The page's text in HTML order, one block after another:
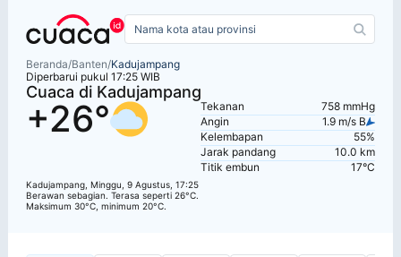
Beranda/Banten/Kadujampang
Diperbarui pukul 17:25 WIB
Cuaca di Kadujampang
+26°
Kadujampang, Minggu, 9 Agustus, 17:25
Berawan sebagian. Terasa seperti 26°C.
Maksimum 30°C, minimum 20°C.
Tekanan
758 mmHg
Angin
1.9 m/s B
Kelembapan
55%
Jarak pandang
10.0 km
Titik embun
17°C